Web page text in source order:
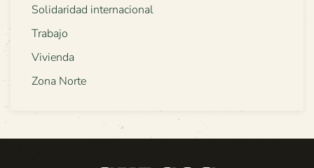
Solidaridad internacional
Trabajo
Vivienda
Zona Norte